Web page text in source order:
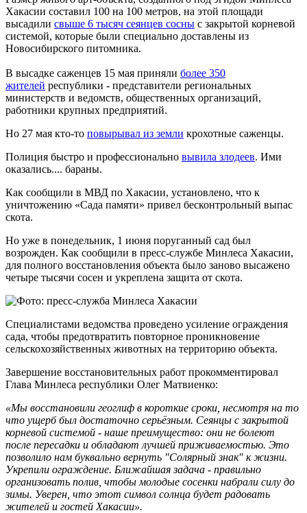
Хакасии составил 100 на 100 метров, на этой площади
высадили свыше 6 тысяч сеянцев сосны с закрытой корневой
системой, которые были специально доставлены из
Новосибирского питомника.
В высадке саженцев 15 мая приняли более 350
жителей республики - представители региональных
министерств и ведомств, общественных организаций,
работники крупных предприятий.
Но 27 мая кто-то повырывал из земли крохотные саженцы.
Полиция быстро и профессионально вывила злодеев. Ими
оказались.... бараны.
Как сообщили в МВД по Хакасии, установлено, что к
уничтожению «Сада памяти» привел бесконтрольный выпас
скота.
Но уже в понедельник, 1 июня поруганный сад был
возрожден. Как сообщили в пресс-службе Минлеса Хакасии,
для полного восстановления объекта было заново высажено
четыре тысячи сосен и укреплена защита от скота.
Специалистами ведомства проведено усиление ограждения
сада, чтобы предотвратить повторное проникновение
сельскохозяйственных животных на территорию объекта.
Завершение восстановительных работ прокомментировал
Глава Минлеса республики Олег Матвиенко:
«Мы восстановили геоглиф в короткие сроки, несмотря на то
что ущерб был достаточно серьёзным. Сеянцы с закрытой
корневой системой - наше преимущество: они не болеют
после пересадки и обладают лучшей приживаемостью. Это
позволило нам буквально вернуть "Солярный знак" к жизни.
Укрепили ограждение. Ближайшая задача - правильно
организовать полив, чтобы молодые сосенки набрали силу до
зимы. Уверен, что этот символ солнца будет радовать
жителей и гостей Хакасии».